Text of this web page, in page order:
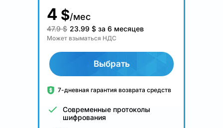
4 $/мес
47.9 $ 23.99 $ за 6 месяцев
Может взыматься НДС
Выбрать
7-дневная гарантия возврата средств
Современные протоколы
шифрования